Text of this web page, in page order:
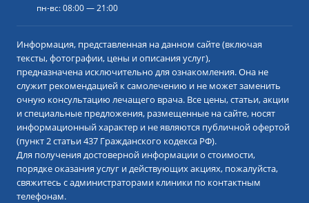
пн-вс: 08:00 — 21:00
Информация, представленная на данном сайте (включая
тексты, фотографии, цены и описания услуг),
предназначена исключительно для ознакомления. Она не
служит рекомендацией к самолечению и не может заменить
очную консультацию лечащего врача. Все цены, статьи, акции
и специальные предложения, размещенные на сайте, носят
информационный характер и не являются публичной офертой
(пункт 2 статьи 437 Гражданского кодекса РФ).
Для получения достоверной информации о стоимости,
порядке оказания услуг и действующих акциях, пожалуйста,
свяжитесь с администраторами клиники по контактным
телефонам.